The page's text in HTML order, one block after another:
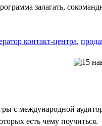
залагать,
контакт-центра,
с международной
есть чему поучиться.